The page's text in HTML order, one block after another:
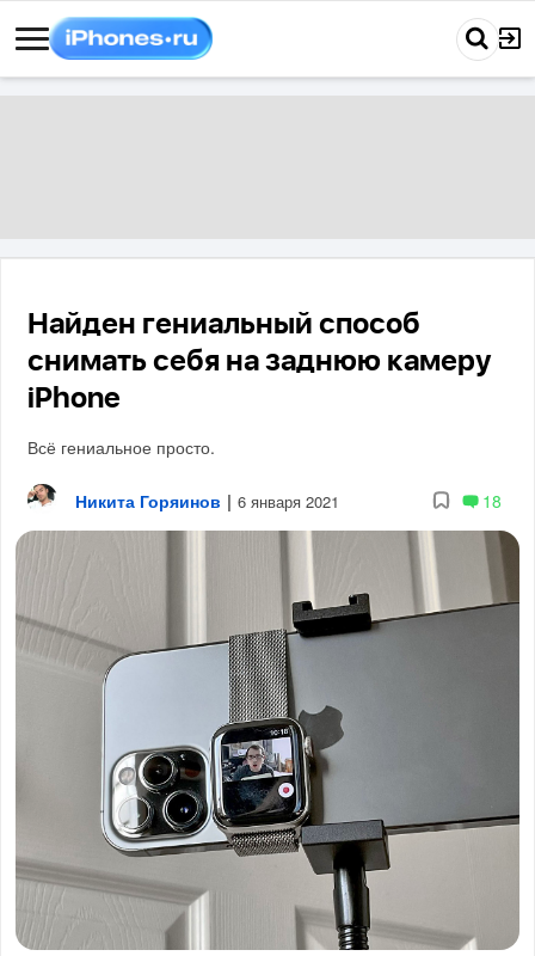
Найден гениальный способ
снимать себя на заднюю камеру
iPhone
Всё гениальное просто.
Никита Горяинов | 6 января 2021 18